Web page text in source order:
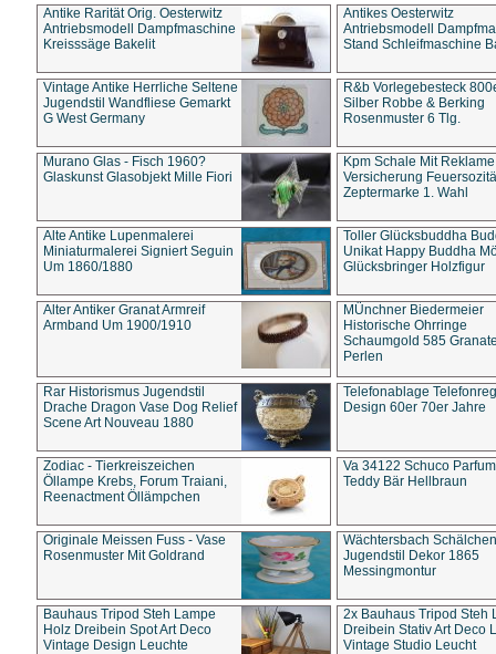
Antike Rarität Orig. Oesterwitz
Antriebsmodell Dampfmaschine
Kreisssäge Bakelit
Antikes Oesterwitz
Antriebsmodell
Stand Schleifmaschine
Vintage Antike Herrliche Seltene
Jugendstil Wandfliese Gemarkt
G West Germany
R&b Vorlegebesteck
Silber Robbe & Berking
Rosenmuster 6 Tlg.
Murano Glas - Fisch 1960?
Glaskunst Glasobjekt Mille Fiori
Kpm Schale Mit Reklame
Versicherung
Zeptermarke 1. Wahl
Alte Antike Lupenmalerei
Miniaturmalerei Signiert Seguin
Um 1860/1880
Toller Glücksbuddha
Unikat Happy Buddha
Glücksbringer Holzfigur
Alter Antiker Granat Armreif
Armband Um 1900/1910
MÜnchner Biedermeier
Historische Ohrringe
Schaumgold 585
Perlen
Rar Historismus Jugendstil
Drache Dragon Vase Dog Relief
Scene Art Nouveau 1880
Telefonablage
Design 60er 70er Jahre
Zodiac - Tierkreiszeichen
Öllampe Krebs, Forum Traiani,
Reenactment Öllämpchen
Va 34122 Schuco
Teddy Bär Hellbraun
Originale Meissen Fuss - Vase
Rosenmuster Mit Goldrand
Wächtersbach Schälchen
Jugendstil Dekor 1865
Messingmontur
Bauhaus Tripod Steh Lampe
Holz Dreibein Spot Art Deco
Vintage Design Leuchte
2x Bauhaus Tripod Steh
Dreibein Stativ Art Deco
Vintage Studio Leucht